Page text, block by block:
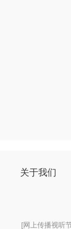
关于我们
[网上传播视听